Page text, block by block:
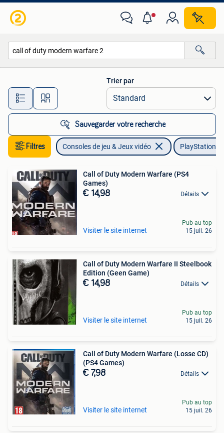
Toutes les distances…
Trier par
Sauvegarder votre recherche
Filtres Consoles de jeu & Jeux vidéo PlayStation 4
Call of Duty Modern Warfare (PS4
Games)
€ 14,98 Détails
Visiter le site internet
Pub au top
15 juil. 26
Call of Duty Modern Warfare II Steelbook
Edition (Geen Game)
€ 14,98 Détails
Visiter le site internet
Pub au top
15 juil. 26
Call of Duty Modern Warfare (Losse CD)
(PS4 Games)
€ 7,98 Détails
Visiter le site internet
Pub au top
15 juil. 26